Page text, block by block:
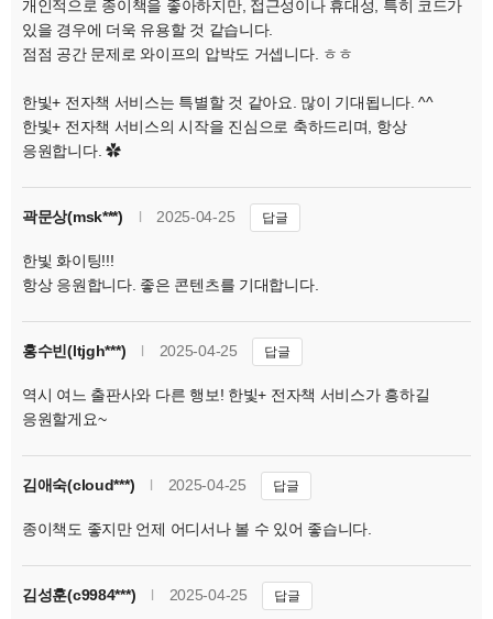
개인적으로 종이책을 좋아하지만, 접근성이나 휴대성, 특히 코드가
있을 경우에 더욱 유용할 것 같습니다.
점점 공간 문제로 와이프의 압박도 거셉니다. ㅎㅎ
한빛+ 전자책 서비스는 특별할 것 같아요. 많이 기대됩니다. ^^
한빛+ 전자책 서비스의 시작을 진심으로 축하드리며, 항상
응원합니다. ✿
곽문상(msk***) l 2025-04-25 답글
한빛 화이팅!!!
항상 응원합니다. 좋은 콘텐츠를 기대합니다.
홍수빈(ltjgh***) l 2025-04-25 답글
역시 여느 출판사와 다른 행보! 한빛+ 전자책 서비스가 흥하길
응원할게요~
김애숙(cloud***) l 2025-04-25 답글
종이책도 좋지만 언제 어디서나 볼 수 있어 좋습니다.
김성훈(c9984***) l 2025-04-25 답글